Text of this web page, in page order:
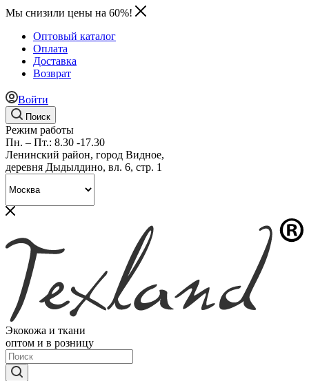
Мы снизили цены на 60%!
Оптовый каталог
Оплата
Доставка
Возврат
Войти
Поиск
Режим работы
Пн. – Пт.: 8.30 -17.30
Ленинский район, город Видное,
деревня Дыдылдино, вл. 6, стр. 1
Экокожа и ткани
оптом и в розницу